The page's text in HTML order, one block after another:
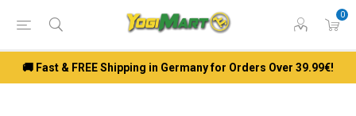
0
🚚 Fast & FREE Shipping in Germany for Orders Over 39.99€!